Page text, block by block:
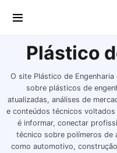
Plástico
O site Plástico de
sobre plásticos de
atualizadas, análises de
e conteúdos técnicos
é informar, conectar
técnico sobre polímeros de
como automotivo,